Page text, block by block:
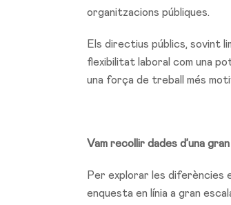
organitzacions públiques.
Els directius públics, sovint
flexibilitat laboral com una
una força de treball més
Vam recollir dades d’una
Per explorar les diferències
enquesta en línia a gran